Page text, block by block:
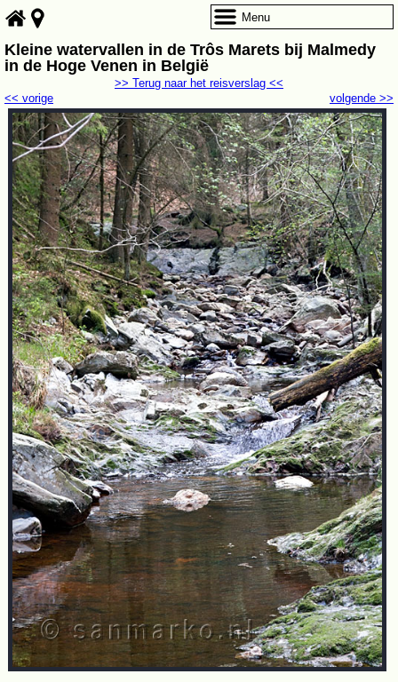
Kleine watervallen in de Trôs Marets bij Malmedy
in de Hoge Venen in België
volgende >>
<< vorige
>> Terug naar het reisverslag <<
Menu